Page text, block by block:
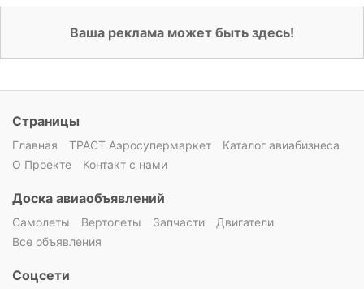
Ваша реклама может быть здесь!
Страницы
Главная ТРАСТ Аэросупермаркет
Каталог авиабизнеса
О Проекте
Контакт с нами
Доска авиаобъявлений
Самолеты Вертолеты Запчасти
Двигатели
Все объявления
Соцсети